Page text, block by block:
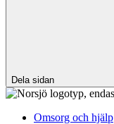
Dela sidan
Omsorg och hjälp